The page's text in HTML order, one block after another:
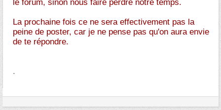
le forum, sinon nous faire perdre notre temps.
La prochaine fois ce ne sera effectivement pas la
peine de poster, car je ne pense pas qu'on aura envie
de te répondre.
.